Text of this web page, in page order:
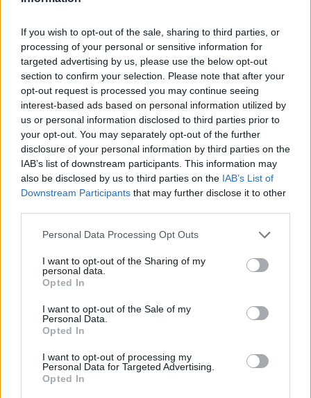
If you wish to opt-out of the sale, sharing to third parties, or
processing of your personal or sensitive information for
targeted advertising by us, please use the below opt-out
section to confirm your selection. Please note that after your
opt-out request is processed you may continue seeing
interest-based ads based on personal information utilized by
us or personal information disclosed to third parties prior to
your opt-out. You may separately opt-out of the further
disclosure of your personal information by third parties on the
IAB’s list of downstream participants. This information may
also be disclosed by us to third parties on the IAB’s List of
Downstream Participants that may further disclose it to other
Personal Data Processing Opt Outs
I want to opt-out of the Sharing of my
personal data.
Opted In
I want to opt-out of the Sale of my
Personal Data.
Opted In
I want to opt-out of processing my
Personal Data for Targeted Advertising.
Opted In